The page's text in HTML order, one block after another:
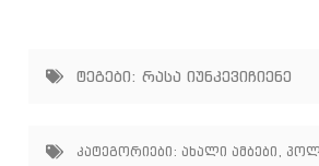
ტეგები: რასა იუნკევიჩიენე
კატეგორიები: ახალი ამბები ,